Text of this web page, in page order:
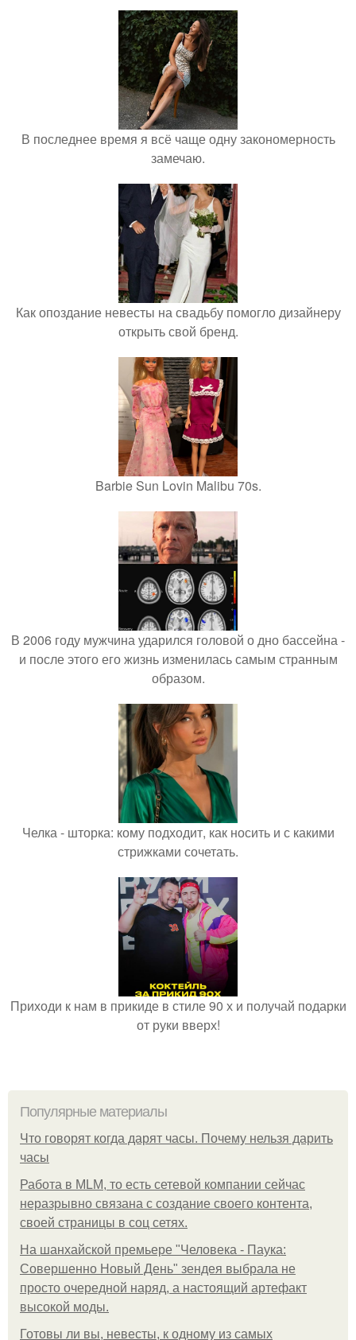
В последнее время я всё чаще одну закономерность
замечаю.
Как опоздание невесты на свадьбу помогло дизайнеру
открыть свой бренд.
Barbie Sun Lovin Malibu 70s.
В 2006 году мужчина ударился головой о дно бассейна -
и после этого его жизнь изменилась самым странным
образом.
Челка - шторка: кому подходит, как носить и с какими
стрижками сочетать.
Приходи к нам в прикиде в стиле 90 х и получай подарки
от руки вверх!
Популярные материалы
Что говорят когда дарят часы. Почему нельзя дарить
часы
Работа в MLM, то есть сетевой компании сейчас
неразрывно связана с создание своего контента,
своей страницы в соц сетях.
На шанхайской премьере "Человека - Паука:
Совершенно Новый День" зендея выбрала не
просто очередной наряд, а настоящий артефакт
высокой моды.
Готовы ли вы, невесты, к одному из самых